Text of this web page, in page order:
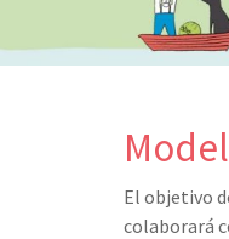
El objetivo
colaborará